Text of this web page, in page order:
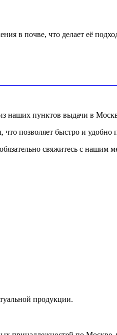
в почве, что делает её
наших пунктов выдачи в
позволяет быстро и удобно
свяжитесь с нашим
продукции.